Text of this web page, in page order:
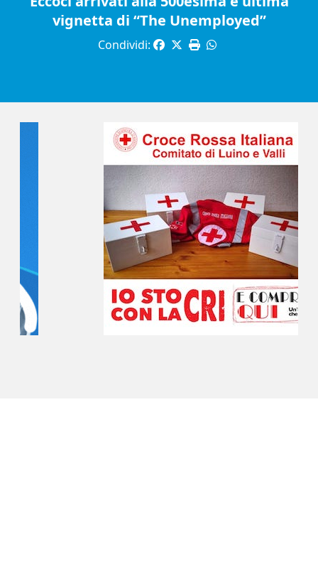
vignetta di “The Unemployed”
Condividi: